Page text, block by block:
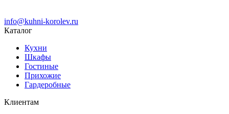
info@kuhni-korolev.ru
Каталог
Кухни
Шкафы
Гостиные
Прихожие
Гардеробные
Клиентам